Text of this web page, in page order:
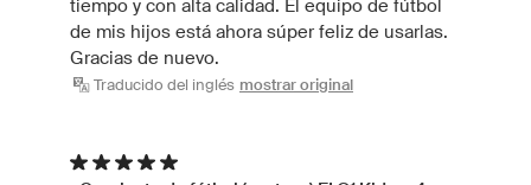
tiempo y con alta calidad. El equipo de fútbol
de mis hijos está ahora súper feliz de usarlas.
Gracias de nuevo.
Traducido del inglés mostrar original